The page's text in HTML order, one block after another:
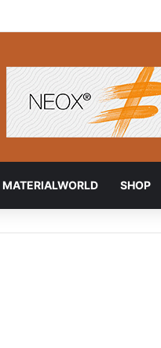
MATERIALWORLD SHOP